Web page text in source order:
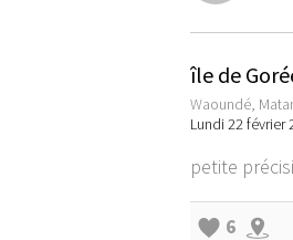
île de
Waoundé,
Lundi 22 février
petite
6